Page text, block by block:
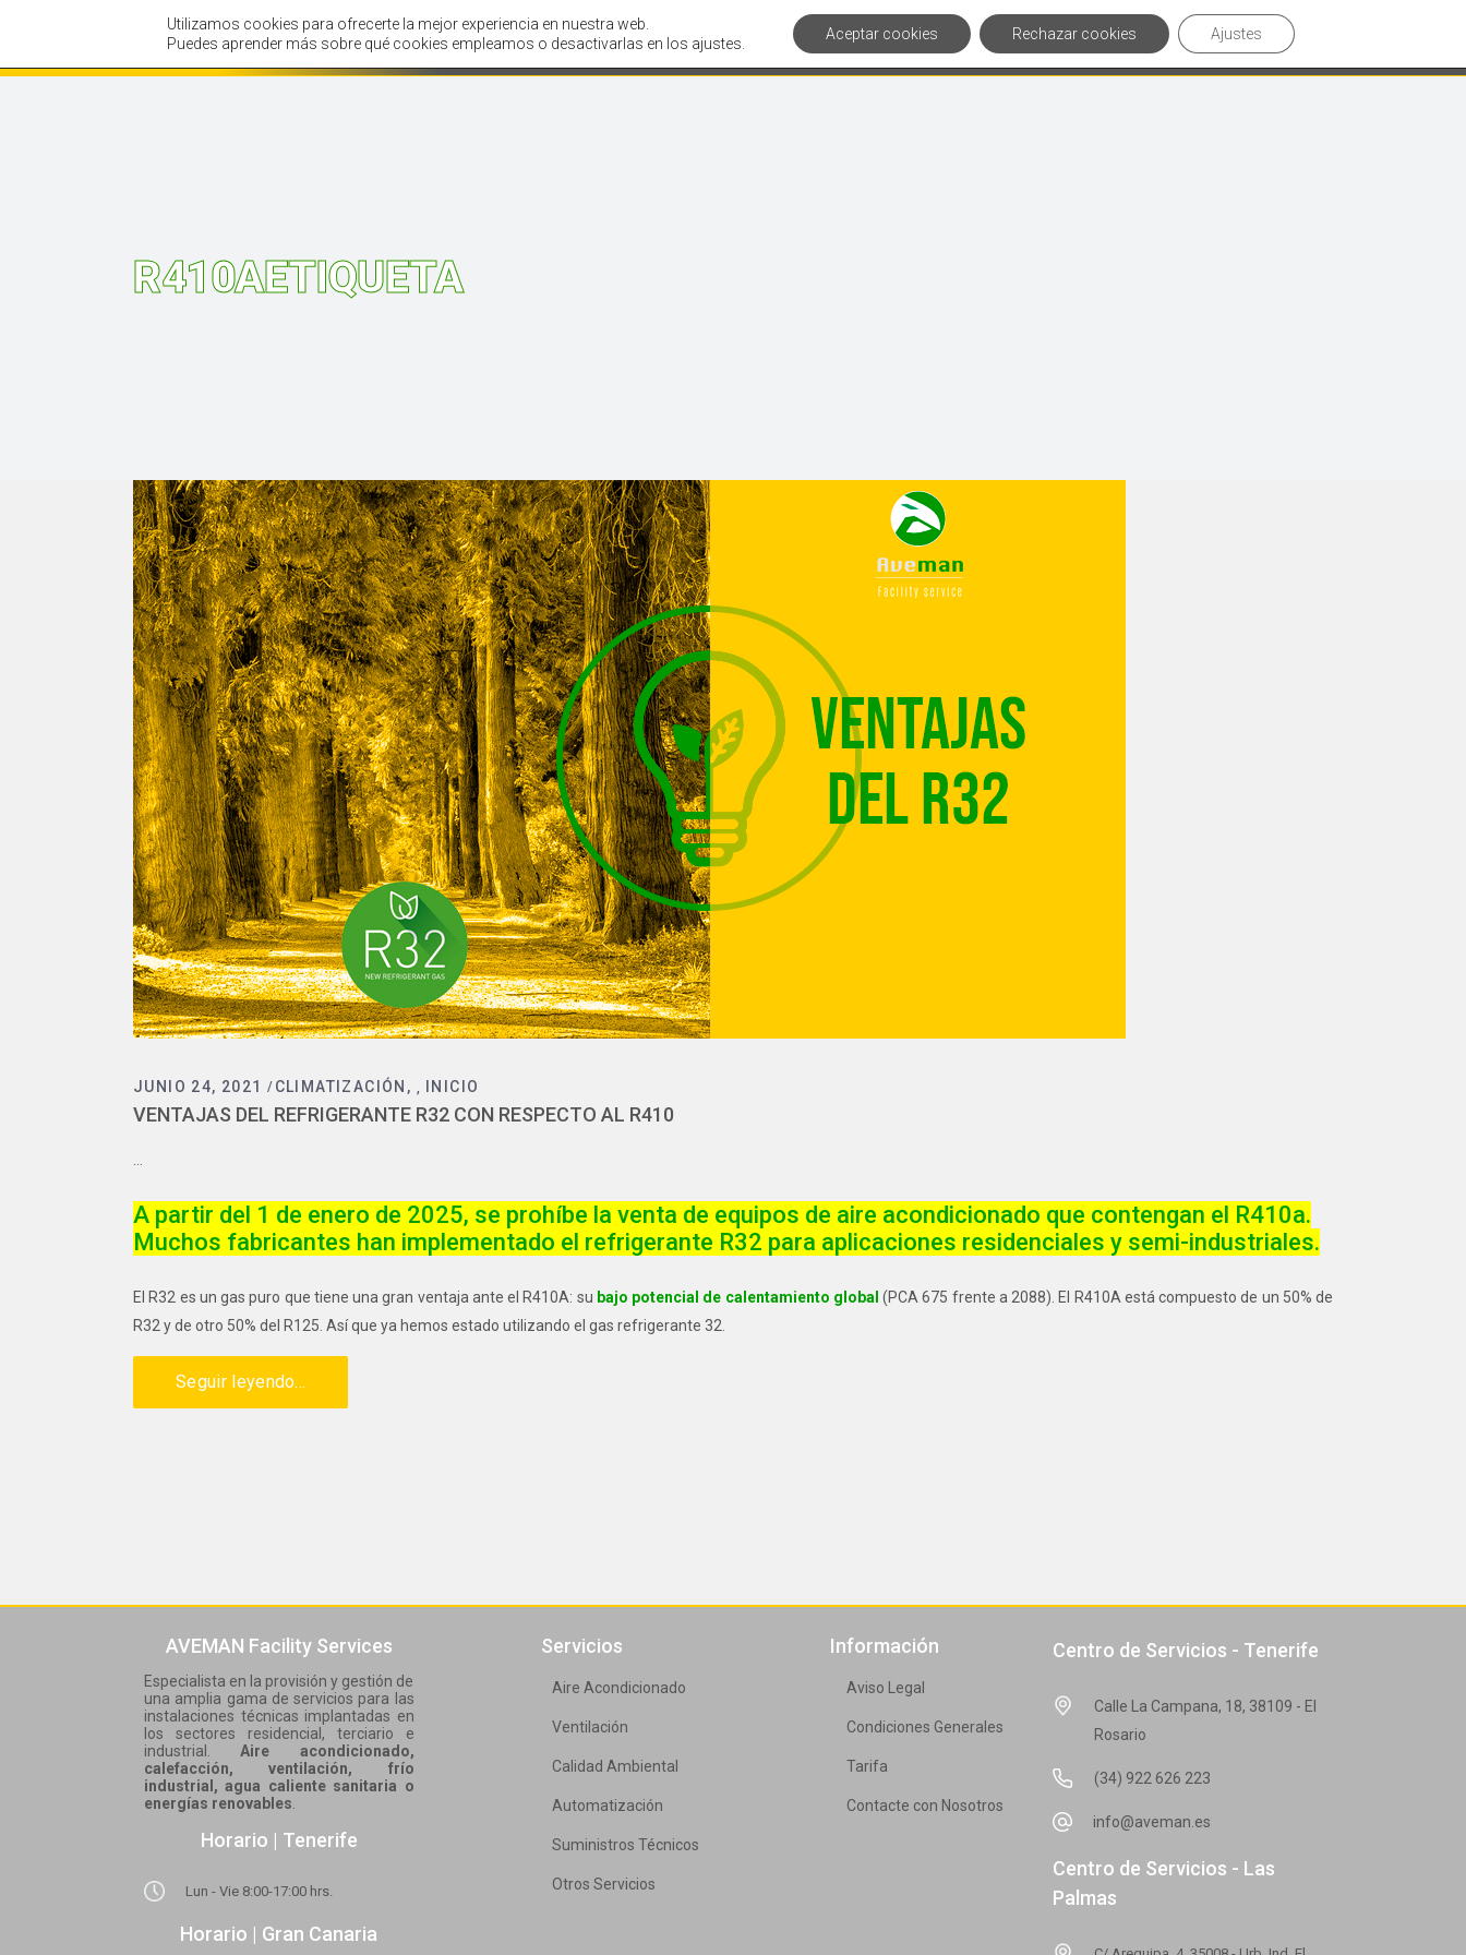
Inicio Tienda Servicios Clientes Corporativo Artículos de interés Contáctanos
R410AETIQUETA
JUNIO 24, 2021 CLIMATIZACIÓN , INICIO
VENTAJAS DEL REFRIGERANTE R32 CON RESPECTO AL R410
A partir del 1 de enero de 2025, se prohíbe la venta de equipos de aire acondicionado que contengan el R410a.
Muchos fabricantes han implementado el refrigerante R32 para aplicaciones residenciales y semi-industriales.
El R32 es un gas puro que tiene una gran ventaja ante el R410A: su bajo potencial de calentamiento global (PCA 675 frente a 2088). El R410A está compuesto de un 50% de
R32 y de otro 50% del R125. Así que ya hemos estado utilizando el gas refrigerante 32.
Seguir leyendo...
AVEMAN Facility Services
Especialista en la provisión y gestión de
una amplia gama de servicios para las
instalaciones técnicas implantadas en
los sectores residencial, terciario e
industrial.Aire acondicionado,
calefacción, ventilación, frío
industrial, agua caliente sanitaria o
energías renovables
Horario | Tenerife
Lun - Vie 8:00-17:00 hrs.
Horario | Gran Canaria
Servicios
Aire Acondicionado
Ventilación
Calidad Ambiental
Automatización
Suministros Técnicos
Otros Servicios
Información
Aviso Legal
Condiciones Generales
Tarifa
Contacte con Nosotros
Centro de Servicios - Tenerife
Calle La Campana, 18, 38109 - El
Rosario
(34) 922 626 223
info@aveman.es
Centro de Servicios - Las
Palmas
Utilizamos cookies para ofrecerte la mejor experiencia en nuestra web.
Puedes aprender más sobre qué cookies empleamos o desactivarlas en los ajustes.
Aceptar cookies Rechazar cookies Ajustes